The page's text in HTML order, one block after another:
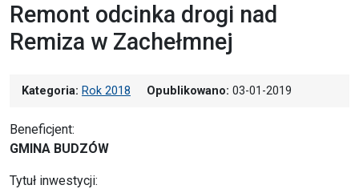
Remont odcinka drogi nad
Remiza w Zachełmnej
Kategoria: Rok 2018 Opublikowano: 03-01-2019
Beneficjent:
GMINA BUDZÓW
Tytuł inwestycji: